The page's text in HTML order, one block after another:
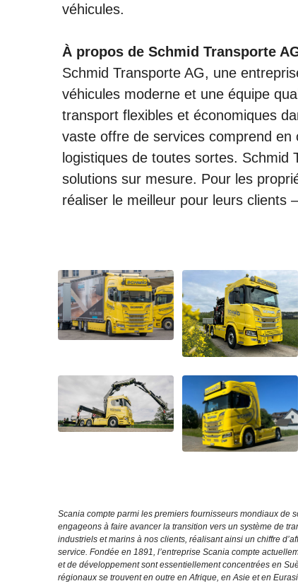
véhicules.
À propos de Schmid Transporte
Schmid Transporte AG, une
véhicules moderne et une équipe
transport flexibles et économiques
vaste offre de services comprend
logistiques de toutes sortes. Schmid
solutions sur mesure. Pour les
réaliser le meilleur pour leurs clients
Scania compte parmi les premiers fournisseurs mondiaux de
engageons à faire avancer la transition vers un système de
industriels et marins à nos clients, réalisant ainsi un chiffre
service. Fondée en 1891, l’entreprise Scania compte
et de développement sont essentiellement concentrées en
régionaux se trouvent en outre en Afrique, en Asie et en